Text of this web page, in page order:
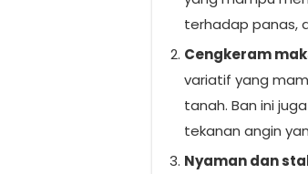
terhadap panas,
Cengkeram
variatif yang
tanah. Ban ini
tekanan angin
Nyaman dan